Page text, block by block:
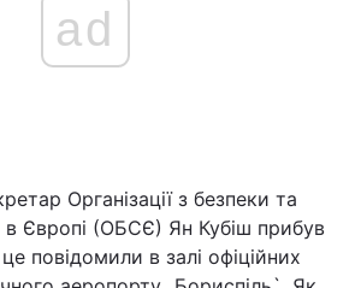
ad
Організації з безпеки та
в Європі (ОБСЄ) Ян Кубіш прибув
повідомили в залі офіційних